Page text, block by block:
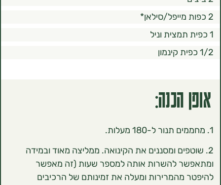
ומסננים את הקינואה. ממליצה מאוד ובמידה
להשרות אותה למספר שעות (זה מאפשר
מהמרירות ומעלה את זמינותם של הרכיבים